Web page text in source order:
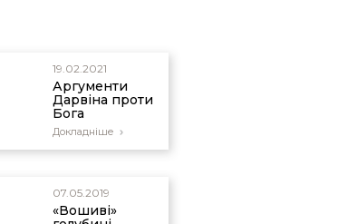
19.02.2021
Аргументи
Дарвіна проти
Бога
Докладніше
07.05.2019
«Вошиві»